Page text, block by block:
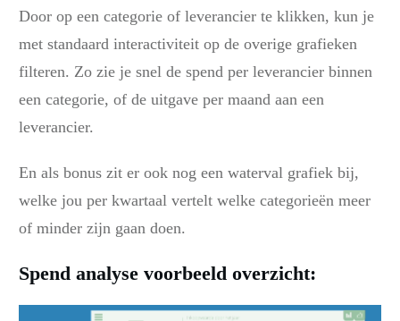
Door op een categorie of leverancier te klikken, kun je
met standaard interactiviteit op de overige grafieken
filteren. Zo zie je snel de spend per leverancier binnen
een categorie, of de uitgave per maand aan een
leverancier.
En als bonus zit er ook nog een waterval grafiek bij,
welke jou per kwartaal vertelt welke categorieën meer
of minder zijn gaan doen.
Spend analyse voorbeeld overzicht: